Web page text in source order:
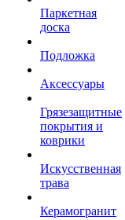
Паркетная
доска
Подложка
Аксессуары
Грязезащитные
покрытия и
коврики
Искусственная
трава
Керамогранит